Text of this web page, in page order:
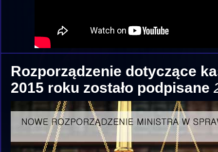
Rozporządzenie dotyczące
2015 roku zostało podpisane